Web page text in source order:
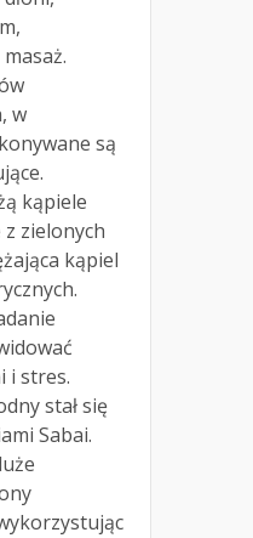
w
są
kąpiele
z zielonych
kąpiel
i stres.
stał się
Sabai.